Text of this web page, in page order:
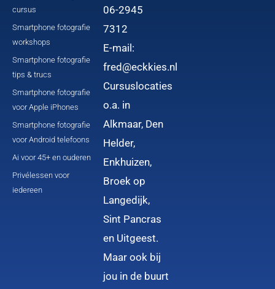
cursus
Smartphone fotografie
workshops
Smartphone fotografie
tips & trucs
Smartphone fotografie
voor Apple iPhones
Smartphone fotografie
voor Android telefoons
Ai voor 45+ en ouderen
Privélessen voor
iedereen
06-2945
7312
E-mail:
fred@eckkies.nl
Cursuslocaties
o.a. in
Alkmaar, Den
Helder,
Enkhuizen,
Broek op
Langedijk,
Sint Pancras
en Uitgeest.
Maar ook bij
jou in de buurt